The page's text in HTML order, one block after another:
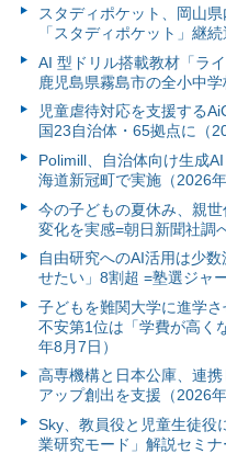
スタディポケット、岡山
「スタディポケット」継
AI 型ドリル搭載教材「ラ
鹿児島県霧島市の全小中
児童虐待対応を支援する
国23自治体・65拠点に（
Polimill、自治体向け生成
海道新冠町で実施（2026年
今の子どもの夏休み、親
変化を実感=朝日新聞社調
自由研究へのAI活用は少
せたい」8割超 =塾選ジャ
子どもを難関大学に進学
不安第1位は「学費が高く
年8月7日）
高専機構と日本公庫、連
アップ創出を支援（2026年
Sky、教員役と児童生徒役
業研究モード」解説セミ